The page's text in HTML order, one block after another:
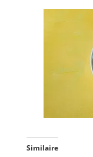
Similaire